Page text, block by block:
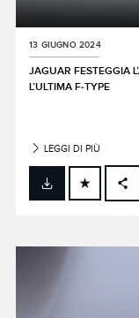
13 GIUGNO 2024
JAGUAR FESTEGGIA
L’ULTIMA F‑TYPE
LEGGI DI PIÙ